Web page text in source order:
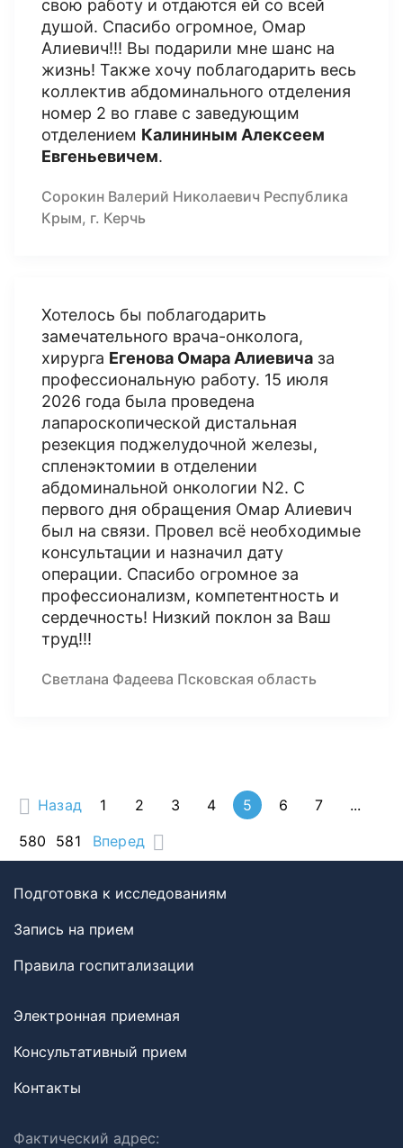
свою работу и отдаются ей со всей
душой. Спасибо огромное, Омар
Алиевич!!! Вы подарили мне шанс на
жизнь! Также хочу поблагодарить весь
коллектив абдоминального отделения
номер 2 во главе с заведующим
отделением Калининым Алексеем
Евгеньевичем.
Сорокин Валерий Николаевич Республика
Крым, г. Керчь
Хотелось бы поблагодарить
замечательного врача-онколога,
хирурга Егенова Омара Алиевича за
профессиональную работу. 15 июля
2026 года была проведена
лапароскопической дистальная
резекция поджелудочной железы,
спленэктомии в отделении
абдоминальной онкологии N2. С
первого дня обращения Омар Алиевич
был на связи. Провел всё необходимые
консультации и назначил дату
операции. Спасибо огромное за
профессионализм, компетентность и
сердечность! Низкий поклон за Ваш
труд!!!
Светлана Фадеева Псковская область
Назад 1 2 3 4 5 6 7
...
580
581 Вперед
Подготовка к исследованиям
Запись на прием
Правила госпитализации
Электронная приемная
Консультативный прием
Контакты
Фактический адрес: